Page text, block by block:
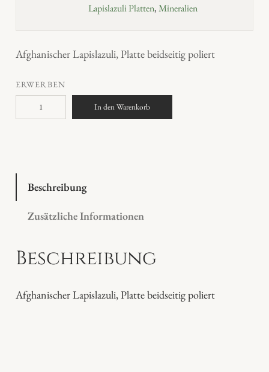
Lapislazuli Platten,Mineralien
Afghanischer Lapislazuli, Platte beidseitig poliert
ERWERBEN
a
s
a
l
P
In den Warenkorb
Beschreibung
Zusätzliche Informationen
Beschreibung
Afghanischer Lapislazuli, Platte beidseitig poliert